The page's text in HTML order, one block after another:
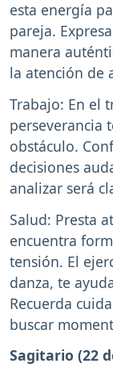
esta energía
pareja.
manera
la atención de
Trabajo: En el
perseverancia
obstáculo.
decisiones
analizar será
Salud: Presta
encuentra
tensión. El
danza, te
Recuerda
buscar
Sagitario (22